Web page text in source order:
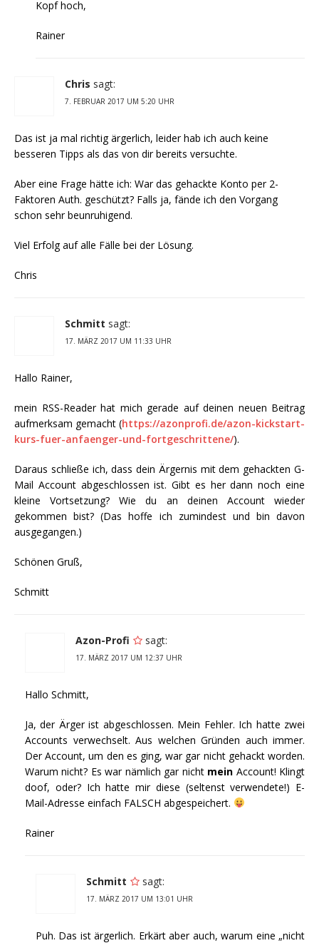
Kopf hoch,
Rainer
Chris sagt:
7. FEBRUAR 2017 UM 5:20 UHR
Das ist ja mal richtig ärgerlich, leider hab ich auch keine
besseren Tipps als das von dir bereits versuchte.
Aber eine Frage hätte ich: War das gehackte Konto per 2-
Faktoren Auth. geschützt? Falls ja, fände ich den Vorgang
schon sehr beunruhigend.
Viel Erfolg auf alle Fälle bei der Lösung.
Chris
Schmitt sagt:
17. MÄRZ 2017 UM 11:33 UHR
Hallo Rainer,
mein RSS-Reader hat mich gerade auf deinen neuen Beitrag
aufmerksam gemacht (https://azonprofi.de/azon-kickstart-
kurs-fuer-anfaenger-und-fortgeschrittene/).
Daraus schließe ich, dass dein Ärgernis mit dem gehackten G-
Mail Account abgeschlossen ist. Gibt es her dann noch eine
kleine Vortsetzung? Wie du an deinen Account wieder
gekommen bist? (Das hoffe ich zumindest und bin davon
ausgegangen.)
Schönen Gruß,
Schmitt
Azon-Profi sagt:
17. MÄRZ 2017 UM 12:37 UHR
Hallo Schmitt,
Ja, der Ärger ist abgeschlossen. Mein Fehler. Ich hatte zwei
Accounts verwechselt. Aus welchen Gründen auch immer.
Der Account, um den es ging, war gar nicht gehackt worden.
Warum nicht? Es war nämlich gar nicht mein Account! Klingt
doof, oder? Ich hatte mir diese (seltenst verwendete!) E-
Mail-Adresse einfach FALSCH abgespeichert.
Rainer
Schmitt sagt:
17. MÄRZ 2017 UM 13:01 UHR
Puh. Das ist ärgerlich. Erkärt aber auch, warum eine „nicht